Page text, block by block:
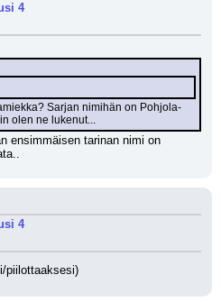
4
Sarjan nimihän on Pohjola-
olen ne lukenut...
4
piilottaaksesi)